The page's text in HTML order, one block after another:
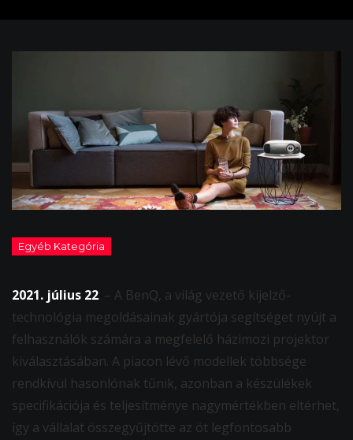
2021. július 22. – A BenQ, a világ vezető kijelző-
technológia megoldásainak gyártója segítséget nyújt a
felhasználók számára a megfelelő házimozi projektor
kiválasztásában. A piacon lévő modellek többsége
rendkívül hasonlónak tűnik, azonban a készülékek
specifikációja és teljesítménye nagymértékben eltérhet,
így a vállalat összegyűjtötte az öt legfontosabb